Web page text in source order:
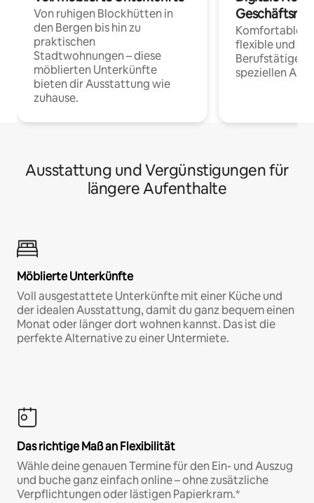
Von ruhigen Blockhütten in
den Bergen bis hin zu
praktischen
Stadtwohnungen – diese
möblierten Unterkünfte
bieten dir Ausstattung wie
zuhause.
Komfortable
flexible und
Berufstätige
speziellen
Ausstattung und Vergünstigungen für
längere Aufenthalte
Möblierte Unterkünfte
Voll ausgestattete Unterkünfte mit einer Küche und
der idealen Ausstattung, damit du ganz bequem einen
Monat oder länger dort wohnen kannst. Das ist die
perfekte Alternative zu einer Untermiete.
Das richtige Maß an Flexibilität
Wähle deine genauen Termine für den Ein- und Auszug
und buche ganz einfach online – ohne zusätzliche
Verpflichtungen oder lästigen Papierkram.*